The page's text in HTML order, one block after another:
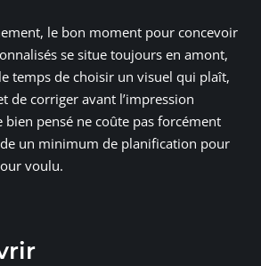
le bon moment pour concevoir
se situe toujours en amont,
temps de choisir un visuel qui plaît,
de corriger avant l’impression
pensé ne coûte pas forcément
un minimum de planification pour
voulu.